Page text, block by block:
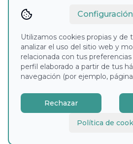
Contacto
Contacto comercial
Soporte
Aviso legal
Política de cookies
Política de privacidad
Condiciones Generales
Utilizamos cookies propias y de
analizar el uso del sitio web y
relacionada con tus
perfil elaborado a partir de tus
navegación (por ejemplo,
Política de
Rechazar